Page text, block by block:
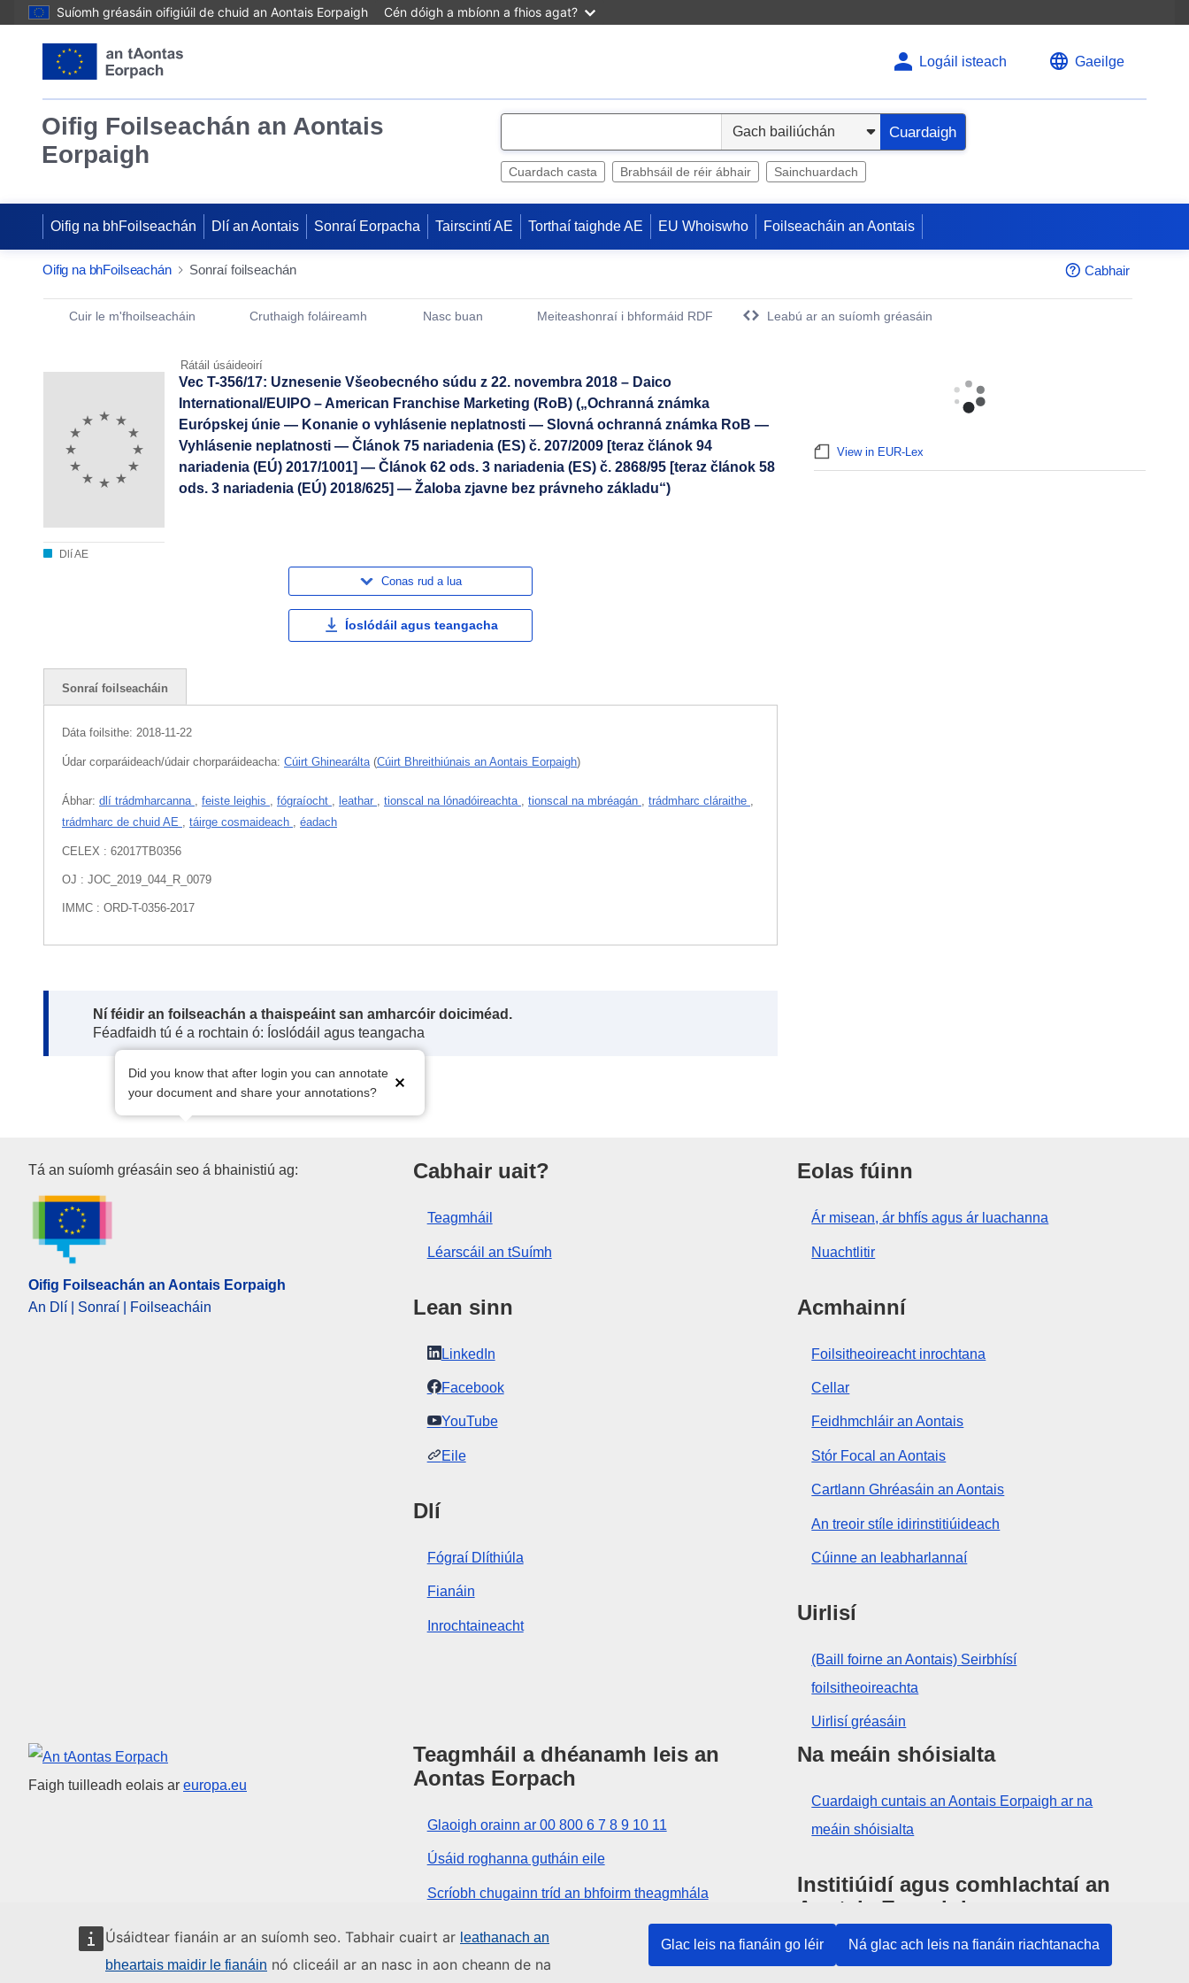
Suíomh gréasáin oifigiúil de chuid an Aontais Eorpaigh Cén dóigh a mbíonn a fhios agat?
Úsáidtear fianáin ar an suíomh seo. Tabhair cuairt ar leathanach an
bheartais maidir le fianáin nó cliceáil ar an nasc in aon cheann de na
Glac leis na fianáin go léir Ná glac ach leis na fianáin riachtanacha
Logáil isteach Gaeilge
Oifig Foilseachán an Aontais
Eorpaigh
e
Cuardaigh
Cuardach casta Brabhsáil de réir ábhair Sainchuardach
Oifig na bhFoilseachán Dlí an Aontais Sonraí Eorpacha Tairscintí AE Torthaí taighde AE EU Whoiswho Foilseacháin an Aontais
Oifig na bhFoilseachán Sonraí foilseachán Cabhair
Publication Detail Actions Portlet
Cuir le m'fhoilseacháin Cruthaigh foláireamh Nasc buan
Meiteashonraí i bhformáid RDF
Leabú ar an suíomh gréasáin
Rátáil úsáideoirí
Dlí AE
Vec T-356/17: Uznesenie Všeobecného súdu z 22. novembra 2018 – Daico
International/EUIPO – American Franchise Marketing (RoB) („Ochranná známka
Európskej únie — Konanie o vyhlásenie neplatnosti — Slovná ochranná známka RoB —
Vyhlásenie neplatnosti — Článok 75 nariadenia (ES) č. 207/2009 [teraz článok 94
nariadenia (EÚ) 2017/1001] — Článok 62 ods. 3 nariadenia (ES) č. 2868/95 [teraz článok 58
ods. 3 nariadenia (EÚ) 2018/625] — Žaloba zjavne bez právneho základu“)
Conas rud a lua
Íoslódáil agus teangacha
Sonraí foilseacháin
Dáta foilsithe: 2018-11-22
Údar corparáideach/údair chorparáideacha: Cúirt Ghinearálta(Cúirt Bhreithiúnais an Aontais Eorpaigh)
Ábhar: dlí trádmharcanna , feiste leighis , fógraíocht , leathar , tionscal na lónadóireachta , tionscal na mbréagán , trádmharc cláraithe ,
trádmharc de chuid AE , táirge cosmaideach , éadach
CELEX : 62017TB0356
OJ : JOC_2019_044_R_0079
IMMC : ORD-T-0356-2017
Note:
Ní féidir an foilseachán a thaispeáint san amharcóir doiciméad.
Féadfaidh tú é a rochtain ó: Íoslódáil agus teangacha
Did you know that after login you can annotate
your document and share your annotations?
View in EUR-Lex
Oifig Foilseachán an Aontais Eorpaigh
Tá an suíomh gréasáin seo á bhainistiú ag:
Oifig Foilseachán an Aontais Eorpaigh
An Dlí | Sonraí | Foilseacháin
Cabhair uait?
Teagmháil
Léarscáil an tSuímh
Lean sinn
LinkedIn
Facebook
YouTube
Eile
Dlí
Fógraí Dlíthiúla
Fianáin
Inrochtaineacht
Eolas fúinn
Ár misean, ár bhfís agus ár luachanna
Nuachtlitir
Acmhainní
Foilsitheoireacht inrochtana
Cellar
Feidhmchláir an Aontais
Stór Focal an Aontais
Cartlann Ghréasáin an Aontais
An treoir stíle idirinstitiúideach
Cúinne an leabharlannaí
Uirlisí
(Baill foirne an Aontais) Seirbhísí
foilsitheoireachta
Uirlisí gréasáin
An tAontas Eorpach
Faigh tuilleadh eolais ar europa.eu
Teagmháil a dhéanamh leis an
Aontas Eorpach
Glaoigh orainn ar 00 800 6 7 8 9 10 11
Úsáid roghanna gutháin eile
Scríobh chugainn tríd an bhfoirm theagmhála
Buail isteach chugainn i gceann de lárionaid an
Na meáin shóisialta
Cuardaigh cuntais an Aontais Eorpaigh ar na
meáin shóisialta
Institiúidí agus comhlachtaí an
Aontais Eorpaigh
Cuardaigh na hinstitiúidí agus na comhlachtaí